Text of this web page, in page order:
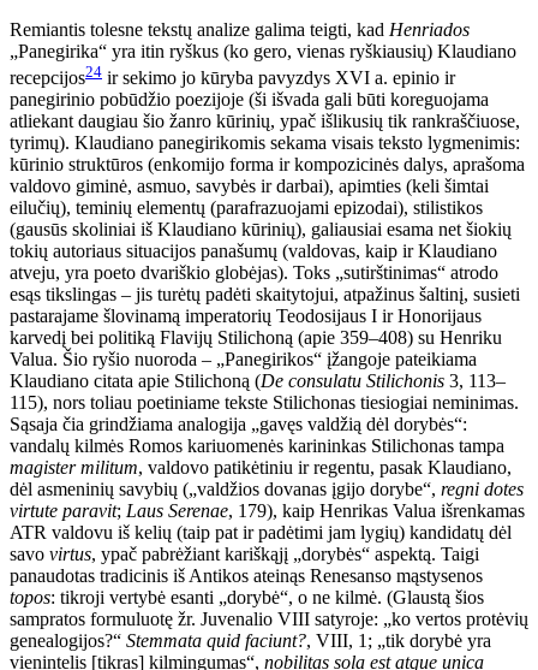
Remiantis tolesne tekstų analize galima teigti, kad Henriados
„Panegirika“ yra itin ryškus (ko gero, vienas ryškiausių) Klaudiano
recepcijos24 ir sekimo jo kūryba pavyzdys XVI a. epinio ir
panegirinio pobūdžio poezijoje (ši išvada gali būti koreguojama
atliekant daugiau šio žanro kūrinių, ypač išlikusių tik rankraščiuose,
tyrimų). Klaudiano panegirikomis sekama visais teksto lygmenimis:
kūrinio struktūros (enkomijo forma ir kompozicinės dalys, aprašoma
valdovo giminė, asmuo, savybės ir darbai), apimties (keli šimtai
eilučių), teminių elementų (parafrazuojami epizodai), stilistikos
(gausūs skoliniai iš Klaudiano kūrinių), galiausiai esama net šiokių
tokių autoriaus situacijos panašumų (valdovas, kaip ir Klaudiano
atveju, yra poeto dvariškio globėjas). Toks „sutirštinimas“ atrodo
esąs tikslingas – jis turėtų padėti skaitytojui, atpažinus šaltinį, susieti
pastarajame šlovinamą imperatorių Teodosijaus I ir Honorijaus
karvedį bei politiką Flavijų Stilichoną (apie 359–408) su Henriku
Valua. Šio ryšio nuoroda – „Panegirikos“ įžangoje pateikiama
Klaudiano citata apie Stilichoną (De consulatu Stilichonis 3, 113–
115), nors toliau poetiniame tekste Stilichonas tiesiogiai neminimas.
Sąsaja čia grindžiama analogija „gavęs valdžią dėl dorybės“:
vandalų kilmės Romos kariuomenės karininkas Stilichonas tampa
magister militum, valdovo patikėtiniu ir regentu, pasak Klaudiano,
dėl asmeninių savybių („valdžios dovanas įgijo dorybe“, regni dotes
virtute paravit; Laus Serenae, 179), kaip Henrikas Valua išrenkamas
ATR valdovu iš kelių (taip pat ir padėtimi jam lygių) kandidatų dėl
savo virtus, ypač pabrėžiant kariškąjį „dorybės“ aspektą. Taigi
panaudotas tradicinis iš Antikos ateinąs Renesanso mąstysenos
topos: tikroji vertybė esanti „dorybė“, o ne kilmė. (Glaustą šios
sampratos formuluotę žr. Juvenalio VIII satyroje: „ko vertos protėvių
genealogijos?“ Stemmata quid faciunt?, VIII, 1; „tik dorybė yra
vienintelis [tikras] kilmingumas“, nobilitas sola est atque unica